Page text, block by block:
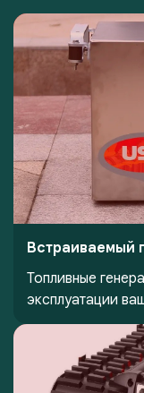
Встраиваемый
Топливные
эксплуатации